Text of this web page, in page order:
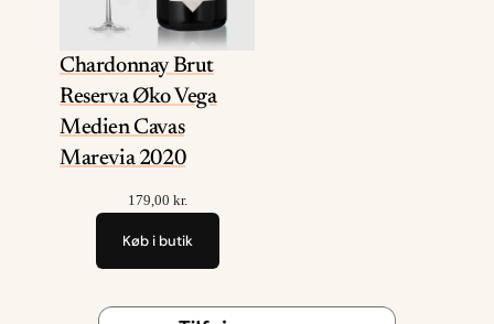
Chardonnay Brut
Reserva Øko Vega
Medien Cavas
Marevia 2020
179,00 kr.
Køb i butik